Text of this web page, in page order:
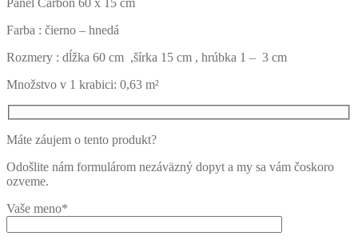
Farba : čierno – hnedá
Rozmery : dĺžka 60 cm ,šírka 15 cm , hrúbka 1 – 3 cm
Množstvo v 1 krabici: 0,63 m²
Máte záujem o tento produkt?
Odošlite nám formulárom nezáväzný dopyt a my sa vám čoskoro
ozveme.
Vaše meno*